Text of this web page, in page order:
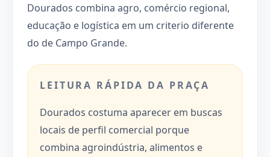
Dourados combina agro, comércio regional,
educação e logística em um criterio diferente
do de Campo Grande.
LEITURA RÁPIDA DA PRAÇA
Dourados costuma aparecer em buscas
locais de perfil comercial porque
combina agroindústria, alimentos e